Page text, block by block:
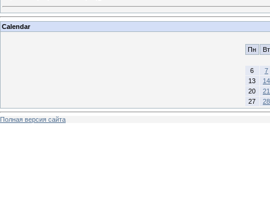
Calendar
Пн Вт
6
7
13
14
20
21
27
28
Полная версия сайта